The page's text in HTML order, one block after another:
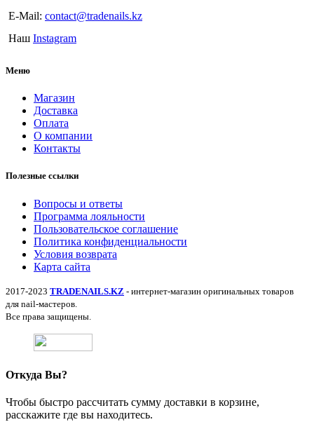
E-Mail: contact@tradenails.kz
Наш Instagram
Меню
Магазин
Доставка
Оплата
О компании
Контакты
Полезные ссылки
Вопросы и ответы
Программа лояльности
Пользовательское соглашение
Политика конфиденциальности
Условия возврата
Карта сайта
2017-2023 TRADENAILS.KZ - интернет-магазин оригинальных товаров
для nail-мастеров.
Все права защищены.
Откуда Вы?
Чтобы быстро рассчитать сумму доставки в корзине,
расскажите где вы находитесь.